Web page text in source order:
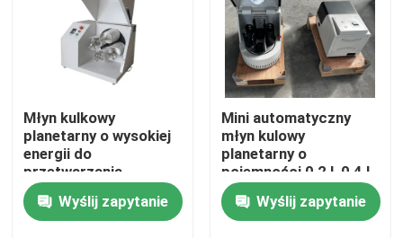
Młyn kulkowy
planetarny o wysokiej
energii do
przetwarzania
materiałów
laboratoryjnych do
szlifowania ultrafinego
Wyślij zapytanie
Mini automatyczny
młyn kulowy
planetarny o
pojemności 0,2 l, 0,4 l
do przygotowywania
nano proszków
Zaawansowane
Wyślij zapytanie